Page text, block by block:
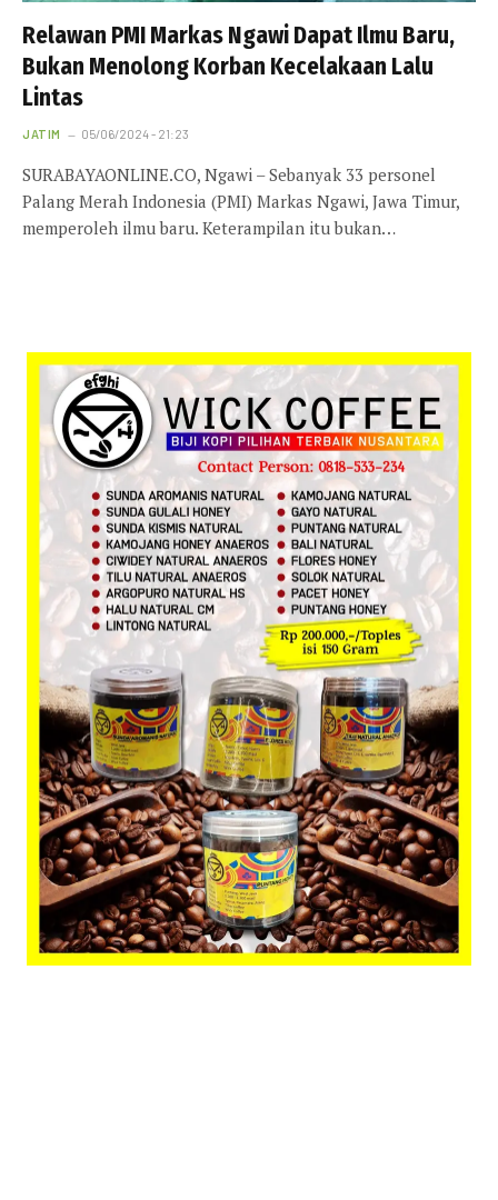
Relawan PMI Markas Ngawi Dapat Ilmu Baru,
Bukan Menolong Korban Kecelakaan Lalu
Lintas
JATIM 05/06/2024 - 21:23
SURABAYAONLINE.CO, Ngawi – Sebanyak 33 personel
Palang Merah Indonesia (PMI) Markas Ngawi, Jawa Timur,
memperoleh ilmu baru. Keterampilan itu bukan…